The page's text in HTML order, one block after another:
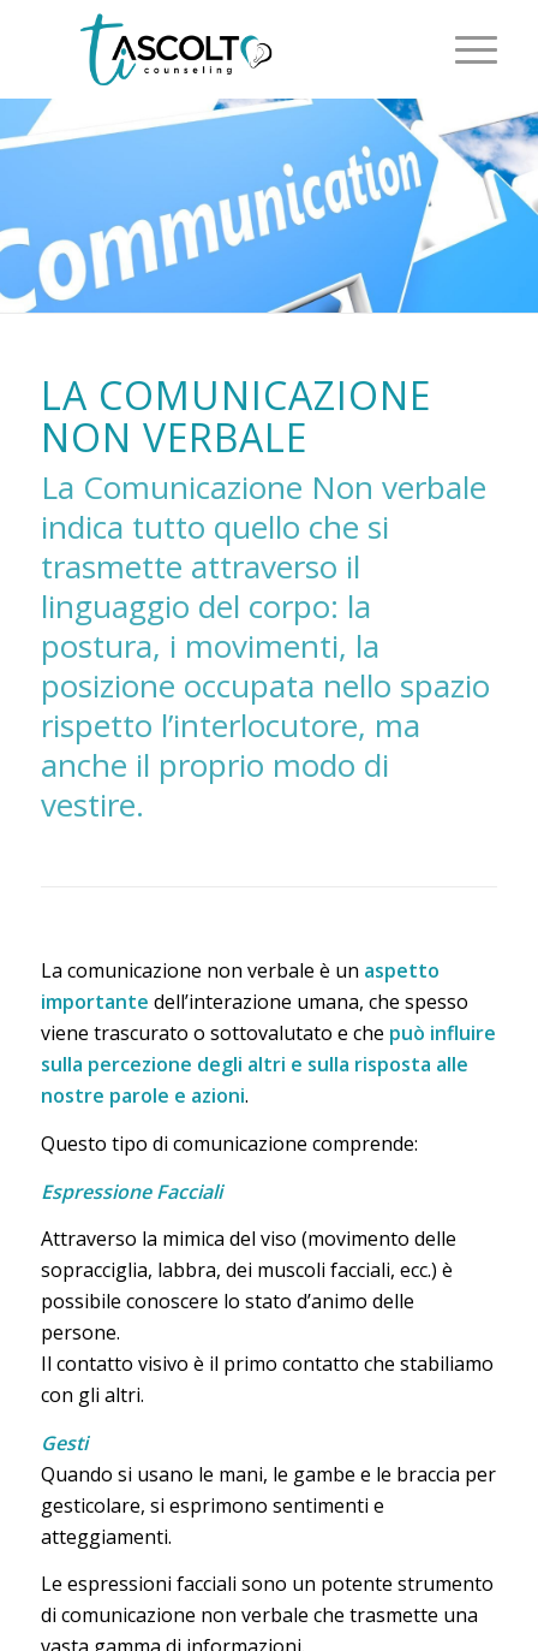
LA COMUNICAZIONE
NON VERBALE
La Comunicazione Non verbale
indica tutto quello che si
trasmette attraverso il
linguaggio del corpo: la
postura, i movimenti, la
posizione occupata nello spazio
rispetto l’interlocutore, ma
anche il proprio modo di
vestire.
La comunicazione non verbale è un aspetto
importante dell’interazione umana, che spesso
viene trascurato o sottovalutato e che può influire
sulla percezione degli altri e sulla risposta alle
nostre parole e azioni.
Questo tipo di comunicazione comprende:
Espressione Facciali
Attraverso la mimica del viso (movimento delle
sopracciglia, labbra, dei muscoli facciali, ecc.) è
possibile conoscere lo stato d’animo delle
persone.
Il contatto visivo è il primo contatto che stabiliamo
con gli altri.
Gesti
Quando si usano le mani, le gambe e le braccia per
gesticolare, si esprimono sentimenti e
atteggiamenti.
Le espressioni facciali sono un potente strumento
di comunicazione non verbale che trasmette una